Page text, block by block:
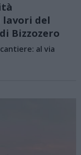
lavori del
Bizzozero
al via